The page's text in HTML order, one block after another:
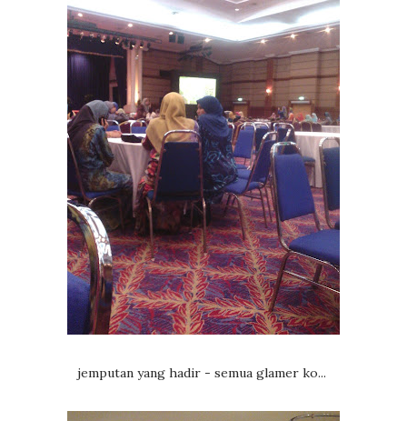
jemputan yang hadir - semua glamer ko...